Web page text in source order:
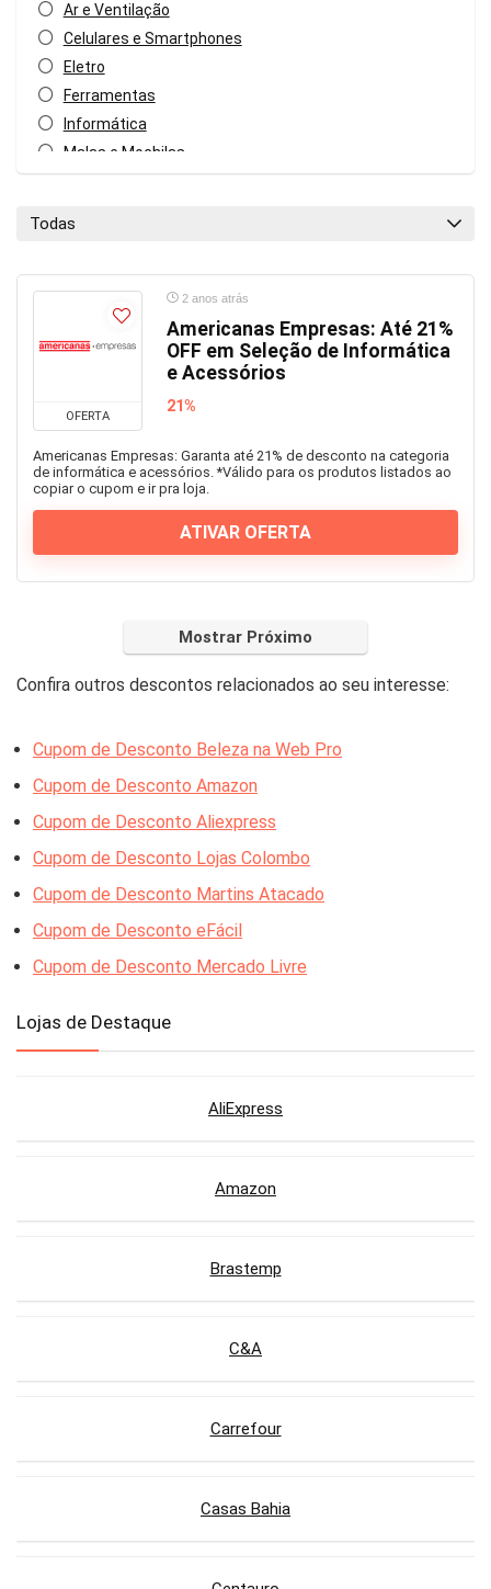
Ar e Ventilação
Celulares e Smartphones
Eletro
Ferramentas
Informática
Malas e Mochilas
Todas
OFERTA
2 anos atrás
Americanas Empresas: Até 21%
OFF em Seleção de Informática
e Acessórios
21%
Americanas Empresas: Garanta até 21% de desconto na categoria
de informática e acessórios. *Válido para os produtos listados ao
copiar o cupom e ir pra loja.
ATIVAR OFERTA
Mostrar Próximo
Confira outros descontos relacionados ao seu interesse:
Cupom de Desconto Beleza na Web Pro
Cupom de Desconto Amazon
Cupom de Desconto Aliexpress
Cupom de Desconto Lojas Colombo
Cupom de Desconto Martins Atacado
Cupom de Desconto eFácil
Cupom de Desconto Mercado Livre
Lojas de Destaque
AliExpress
Amazon
Brastemp
C&A
Carrefour
Casas Bahia